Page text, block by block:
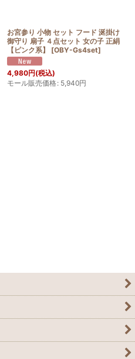
お宮参り 小物 セット フード 涎掛け
御守り 扇子 ４点セット 女の子 正絹
【ピンク系】
[OBY-Gs4set]
4,980円(税込)
モール販売価格: 5,940円